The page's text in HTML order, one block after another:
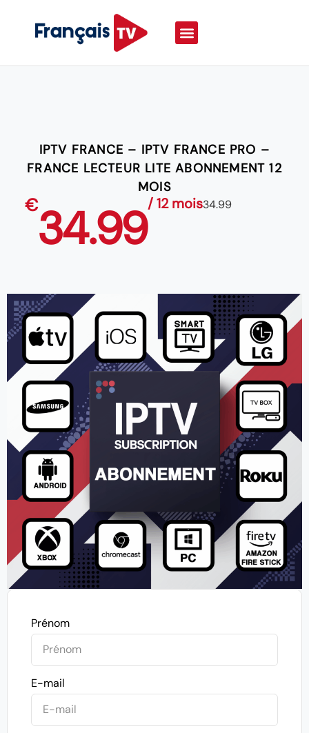
IPTV FRANCE – IPTV FRANCE PRO –
FRANCE LECTEUR LITE ABONNEMENT 12
MOIS
€34.99/ 12 mois34.99
Prénom
E-mail